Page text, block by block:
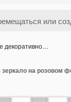
декоративно…